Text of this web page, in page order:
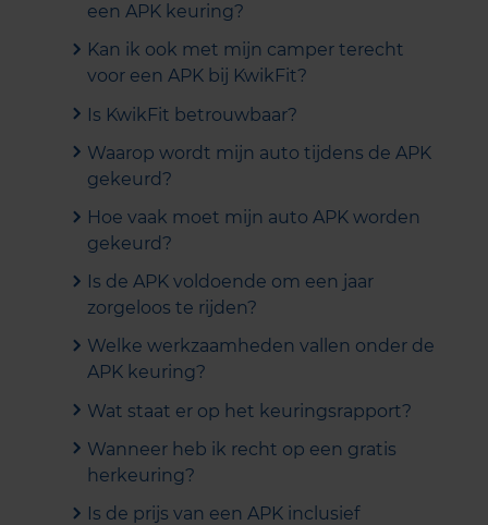
een APK keuring?
Kan ik ook met mijn camper terecht
voor een APK bij KwikFit?
Is KwikFit betrouwbaar?
Waarop wordt mijn auto tijdens de APK
gekeurd?
Hoe vaak moet mijn auto APK worden
gekeurd?
Is de APK voldoende om een jaar
zorgeloos te rijden?
Welke werkzaamheden vallen onder de
APK keuring?
Wat staat er op het keuringsrapport?
Wanneer heb ik recht op een gratis
herkeuring?
Is de prijs van een APK inclusief